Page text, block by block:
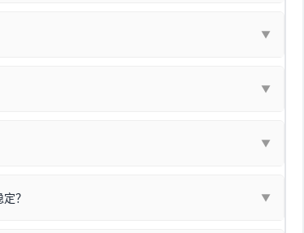
问题的高发诱因。
会将**外观和配置稍有不同，但内部核心芯片和打
序**。命名时，通常会采用这个系列中的**基础款
驱动名称通常显示为
▼
态；
在玻璃面板上，按下带有复印标识
解决，建议联系售后或商家。
▼
脱机使用打印机」 ▼
；喷墨打印机可能墨盒干涸、喷头堵塞。
？ ▼